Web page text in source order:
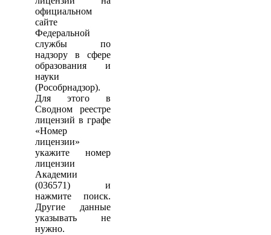
официальном
сайте
Федеральной
службы по
надзору в сфере
образования и
науки
(Рособрнадзор).
Для этого в
Сводном реестре
лицензий в графе
«Номер
лицензии»
укажите номер
лицензии
Академии
(036571) и
нажмите поиск.
Другие данные
указывать не
нужно.